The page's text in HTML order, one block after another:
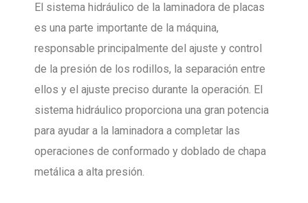
El sistema hidráulico de la laminadora de placas
es una parte importante de la máquina,
responsable principalmente del ajuste y control
de la presión de los rodillos, la separación entre
ellos y el ajuste preciso durante la operación. El
sistema hidráulico proporciona una gran potencia
para ayudar a la laminadora a completar las
operaciones de conformado y doblado de chapa
metálica a alta presión.